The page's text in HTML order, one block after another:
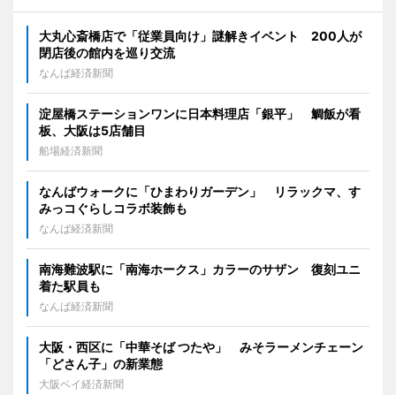
大丸心斎橋店で「従業員向け」謎解きイベント 200人が
閉店後の館内を巡り交流
なんば経済新聞
淀屋橋ステーションワンに日本料理店「銀平」 鯛飯が看
板、大阪は5店舗目
船場経済新聞
なんばウォークに「ひまわりガーデン」 リラックマ、す
みっコぐらしコラボ装飾も
なんば経済新聞
南海難波駅に「南海ホークス」カラーのサザン 復刻ユニ
着た駅員も
なんば経済新聞
大阪・西区に「中華そば つたや」 みそラーメンチェーン
「どさん子」の新業態
大阪ベイ経済新聞